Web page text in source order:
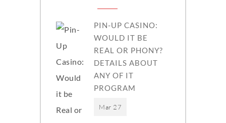
PIN-UP CASINO:
WOULD IT BE
REAL OR PHONY?
DETAILS ABOUT
ANY OF IT
PROGRAM
Mar 27